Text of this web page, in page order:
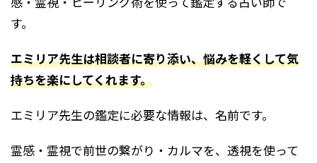
す。
エミリア先生は相談者に寄り添い、悩みを軽くして気
持ちを楽にしてくれます。
エミリア先生の鑑定に必要な情報は、名前です。
霊感・霊視で前世の繋がり・カルマを、透視を使って